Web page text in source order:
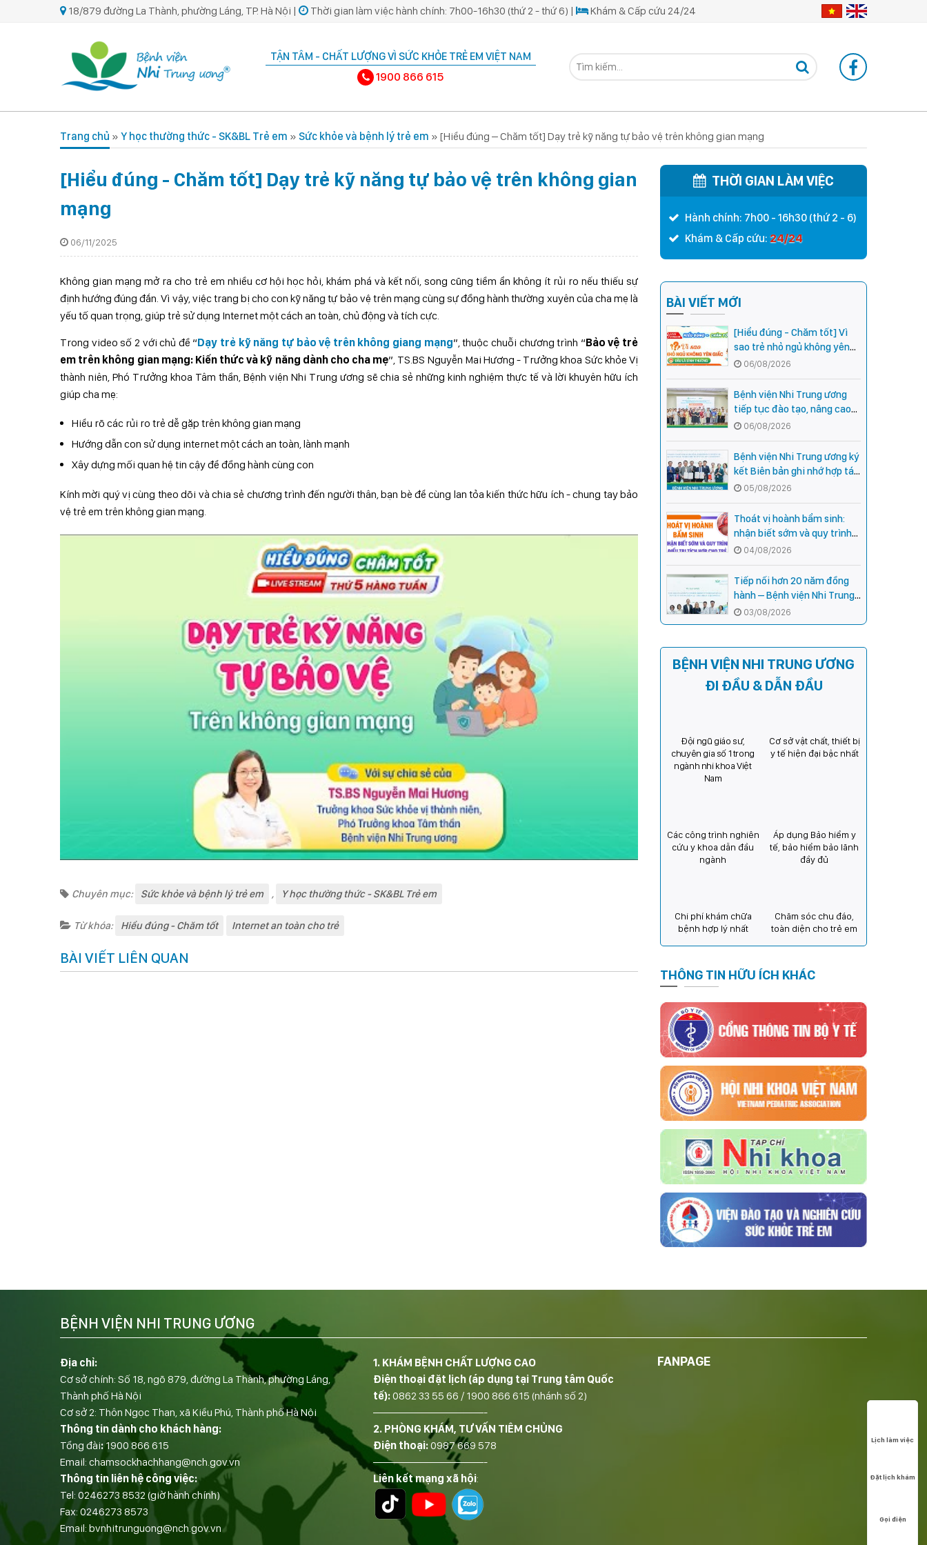
18/879 đường La Thành, phường Láng, TP. Hà Nội | Thời gian làm việc hành chính: 7h00-16h30 (thứ 2 - thứ 6) | Khám & Cấp cứu 24/24
TẬN TÂM - CHẤT LƯỢNG VÌ SỨC KHỎE TRẺ EM VIỆT NAM
1900 866 615
Trang chủ » Y học thường thức - SK&BL Trẻ em » Sức khỏe và bệnh lý trẻ em » [Hiểu đúng – Chăm tốt] Dạy trẻ kỹ năng tự bảo vệ trên không gian mạng
[Hiểu đúng - Chăm tốt] Dạy trẻ kỹ năng tự bảo vệ trên không gian
mạng
06/11/2025
Không gian mạng mở ra cho trẻ em nhiều cơ hội học hỏi, khám phá và kết nối, song cũng tiềm ẩn không ít rủi ro nếu thiếu sự
định hướng đúng đắn. Vì vậy, việc trang bị cho con kỹ năng tự bảo vệ trên mạng cùng sự đồng hành thường xuyên của cha mẹ là
yếu tố quan trọng, giúp trẻ sử dụng Internet một cách an toàn, chủ động và tích cực.
Trong video số 2 với chủ đề “Dạy trẻ kỹ năng tự bảo vệ trên không giang mạng”, thuộc chuỗi chương trình “Bảo vệ trẻ
em trên không gian mạng: Kiến thức và kỹ năng dành cho cha mẹ”, TS.BS Nguyễn Mai Hương - Trưởng khoa Sức khỏe Vị
thành niên, Phó Trưởng khoa Tâm thần, Bệnh viện Nhi Trung ương sẽ chia sẻ những kinh nghiệm thực tế và lời khuyên hữu ích
giúp cha mẹ:
Hiểu rõ các rủi ro trẻ dễ gặp trên không gian mạng
Hướng dẫn con sử dụng internet một cách an toàn, lành mạnh
Xây dựng mối quan hệ tin cậy để đồng hành cùng con
Kính mời quý vị cùng theo dõi và chia sẻ chương trình đến người thân, bạn bè để cùng lan tỏa kiến thức hữu ích - chung tay bảo
vệ trẻ em trên không gian mạng.
Chuyên mục: Sức khỏe và bệnh lý trẻ em , Y học thường thức - SK&BL Trẻ em
Từ khóa: Hiểu đúng - Chăm tốt Internet an toàn cho trẻ
BÀI VIẾT LIÊN QUAN
THỜI GIAN LÀM VIỆC
Hành chính: 7h00 - 16h30 (thứ 2 - 6)
Khám & Cấp cứu: 24/24
BÀI VIẾT MỚI
[Hiểu đúng - Chăm tốt] Vì
sao trẻ nhỏ ngủ không yên
giấc - Đâu là bình thường,
đâu là dấu hiệu cần đi khám
ngay?
06/08/2026
Bệnh viện Nhi Trung ương
tiếp tục đào tạo, nâng cao
năng lực khám, chữa bệnh
Nhi khoa cho cán bộ y tế tại
các tỉnh miền núi phía Bắc
06/08/2026
Bệnh viện Nhi Trung ương ký
kết Biên bản ghi nhớ hợp tác
với Bệnh viện Nhi Quốc gia
Campuchia
05/08/2026
Thoát vị hoành bẩm sinh:
nhận biết sớm và quy trình
điều trị tích hợp cho trẻ -
chia sẻ từ các chuyên gia
hàng đầu của Bệnh Viện Nhi
Trung ương
04/08/2026
Tiếp nối hơn 20 năm đồng
hành – Bệnh viện Nhi Trung
ương và Tổ chức Orbis (Hoa
Kỳ) tăng cường hợp tác, mở
03/08/2026
BỆNH VIỆN NHI TRUNG ƯƠNG
ĐI ĐẦU & DẪN ĐẦU
Đội ngũ giáo sư,
chuyên gia số 1 trong
ngành nhi khoa Việt
Nam
Cơ sở vật chất, thiết bị
y tế hiện đại bậc nhất
Các công trình nghiên
cứu y khoa dẫn đầu
ngành
Áp dụng Bảo hiểm y
tế, bảo hiểm bảo lãnh
đầy đủ
Chi phí khám chữa
bệnh hợp lý nhất
Chăm sóc chu đáo,
toàn diện cho trẻ em
THÔNG TIN HỮU ÍCH KHÁC
Địa chỉ:
Cơ sở chính: Số 18, ngõ 879, đường La Thành, phường Láng,
Thành phố Hà Nội
Cơ sở 2: Thôn Ngọc Than, xã Kiều Phú, Thành phố Hà Nội
Thông tin dành cho khách hàng:
Tổng đài:1900 866 615
Email: chamsockhachhang@nch.gov.vn
Thông tin liên hệ công việc:
Tel: 0246273 8532 (giờ hành chính)
Fax:0246273 8573
Email: bvnhitrunguong@nch.gov.vn
1. KHÁM BỆNH CHẤT LƯỢNG CAO
Điện thoại đặt lịch (áp dụng tại Trung tâm Quốc
tế):0862 33 55 66 / 1900 866 615 (nhánh số 2)
——————————-
2. PHÒNG KHÁM, TƯ VẤN TIÊM CHỦNG
Điện thoại:0987 669 578
——————————-
Liên kết mạng xã hội:
FANPAGE
BỆNH VIỆN NHI TRUNG ƯƠNG
Lịch làm việc
Đặt lịch khám
Gọi điện